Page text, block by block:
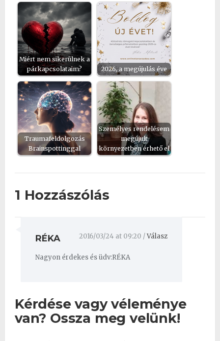
Miért nem sikerülnek a
párkapcsolataim?
2026, a megújulás éve
Traumafeldolgozás
Brainspottinggal
Személyes rendelésem
megújult
környezetben érhető el
1 Hozzászólás
RÉKA 2016/03/24 at 09:20 /Válasz
Nagyon érdekes és üdv:RÉKA
Kérdése vagy véleménye
van? Ossza meg velünk!